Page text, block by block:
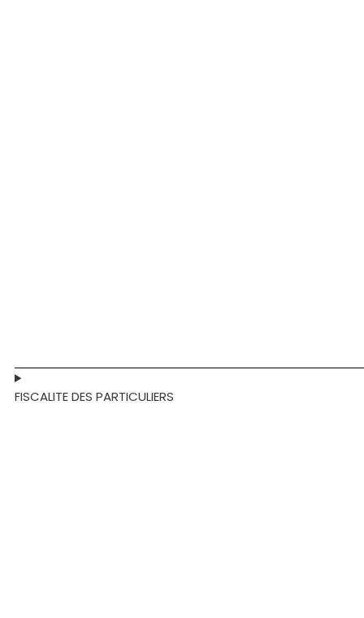
FISCALITE DES PARTICULIERS